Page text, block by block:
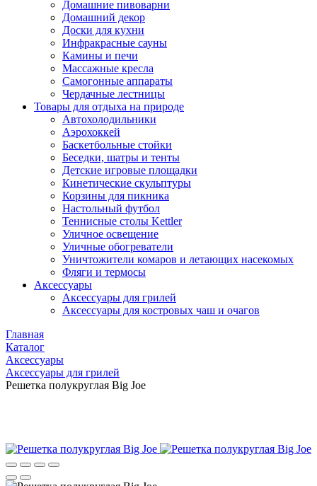
Домашние пивоварни
Домашний декор
Доски для кухни
Инфракрасные сауны
Камины и печи
Массажные кресла
Самогонные аппараты
Чердачные лестницы
Товары для отдыха на природе
Автохолодильники
Аэрохоккей
Баскетбольные стойки
Беседки, шатры и тенты
Детские игровые площадки
Кинетические скульптуры
Корзины для пикника
Настольный футбол
Теннисные столы Kettler
Уличное освещение
Уличные обогреватели
Уничтожители комаров и летающих насекомых
Фляги и термосы
Аксессуары
Аксессуары для грилей
Аксессуары для костровых чаш и очагов
Главная
Каталог
Аксессуары
Аксессуары для грилей
Решетка полукруглая Big Joe